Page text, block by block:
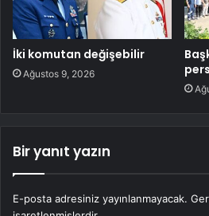
İki komutan değişebilir
Ağustos 9, 2026
Bir yanıt yazın
E-posta adresiniz yayınlanmayacak.